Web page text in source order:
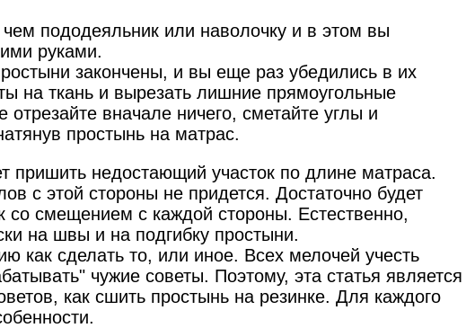
пододеяльник или наволочку и в этом вы
руками.
закончены, и вы еще раз убедились в их
на ткань и вырезать лишние прямоугольные
вначале ничего, сметайте углы и
простынь на матрас.
пришить недостающий участок по длине матраса.
с этой стороны не придется. Достаточно будет
смещением с каждой стороны. Естественно,
на швы и на подгибку простыни.
как сделать то, или иное. Всех мелочей учесть
чужие советы. Поэтому, эта статья является
как сшить простынь на резинке. Для каждого